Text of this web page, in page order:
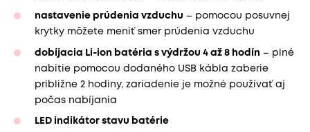
nastavenie prúdenia vzduchu – pomocou posuvnej
krytky môžete meniť smer prúdenia vzduchu
dobíjacia Li-ion batéria s výdržou 4 až 8 hodín – plné
nabitie pomocou dodaného USB kábla zaberie
približne 2 hodiny, zariadenie je možné používať aj
počas nabíjania
LED indikátor stavu batérie